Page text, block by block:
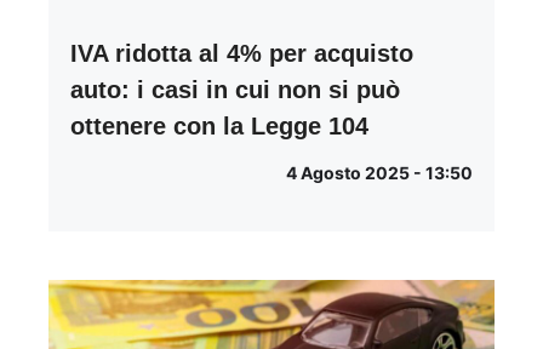
IVA ridotta al 4% per acquisto
auto: i casi in cui non si può
ottenere con la Legge 104
4 Agosto 2025 - 13:50